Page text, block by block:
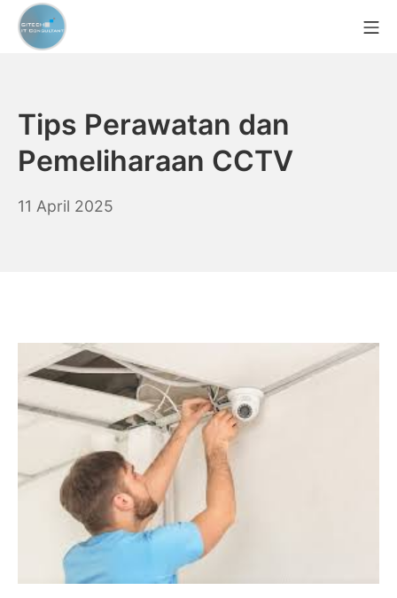
Skip
Tips Perawatan dan
Pemeliharaan CCTV
11 April 2025